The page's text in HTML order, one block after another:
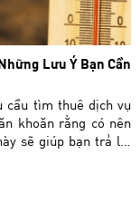
Lưu Ý Bạn Cần
cầu tìm thuê dịch vụ
khoăn rằng có nên
sẽ giúp bạn trả lời